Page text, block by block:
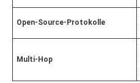
Open-Source-Protokolle
Multi-Hop